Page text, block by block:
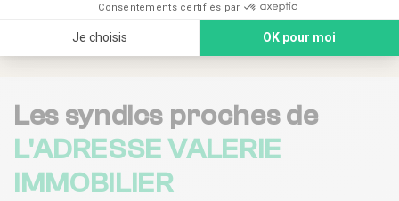
Consentements certifiés par
Je choisis OK pour moi
Me faire rappeler
Les syndics proches de
L'ADRESSE VALERIE
IMMOBILIER